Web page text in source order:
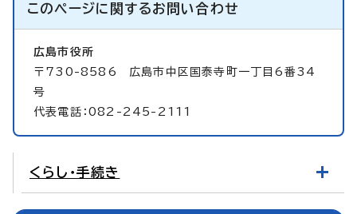
このページに関するお問い合わせ
広島市役所
〒730-8586 広島市中区国泰寺町一丁目6番34
号
代表電話：082-245-2111
くらし・手続き